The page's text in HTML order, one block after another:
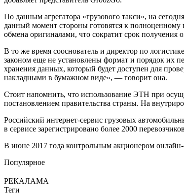
По данным агрегатора «грузового такси», на
данный момент стороны готовятся к
обмена оригиналами, что сократит срок
В то же время сооснователь и директор по
законом еще не установлены формат и порядок их
хранения данных, который будет доступен для
накладными в бумажном виде», — говорит она.
Стоит напомнить, что использование ЭТН при
постановлением правительства страны. На
Российский интернет-сервис грузовых
в сервисе зарегистрировано более 2000
В июне 2017 года контрольным акционером онлайн-
Популярное
РЕКАЛАМА
Теги